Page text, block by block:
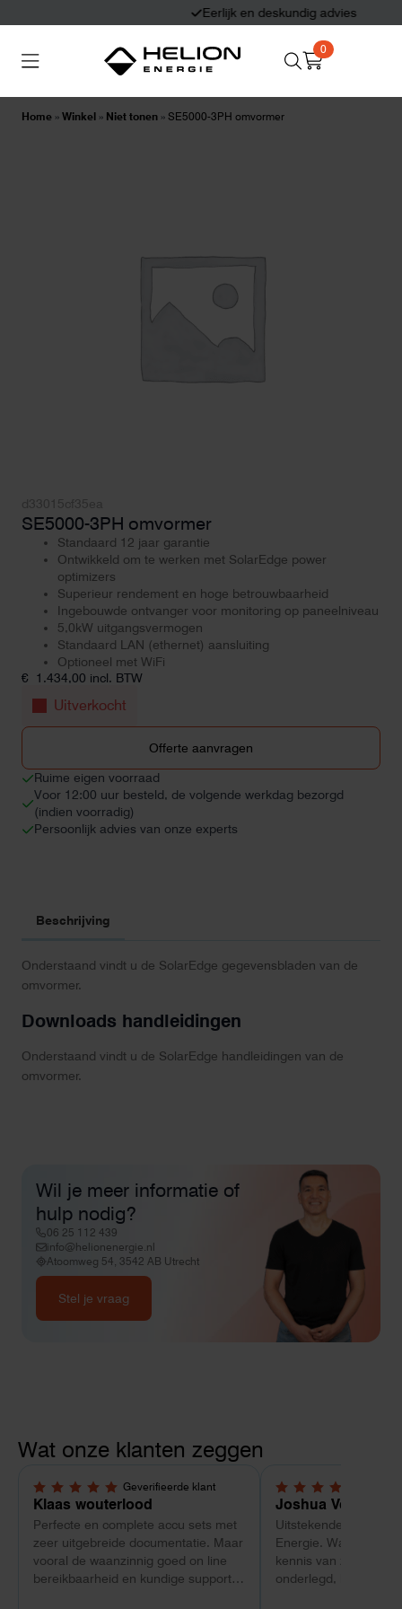
Eerlijk en deskundig advies
0
Home » Winkel » Niet tonen » SE5000-3PH omvormer
SE5000-3PH omvormer
Standaard 12 jaar garantie
Ontwikkeld om te werken met SolarEdge power
optimizers
Superieur rendement en hoge betrouwbaarheid
Ingebouwde ontvanger voor monitoring op paneelniveau
5,0kW uitgangsvermogen
Standaard LAN (ethernet) aansluiting
Optioneel met WiFi
€ 1.434,00 incl. BTW
Uitverkocht
Offerte aanvragen
Ruime eigen voorraad
Voor 12:00 uur besteld, de volgende werkdag bezorgd
(indien voorradig)
Persoonlijk advies van onze experts
Beschrijving
Onderstaand vindt u de SolarEdge gegevensbladen van de
omvormer.
Downloads handleidingen
Onderstaand vindt u de SolarEdge handleidingen van de
omvormer.
Wil je meer informatie of
hulp nodig?
06 25 112 439
info@helionenergie.nl
Atoomweg 54, 3542 AB Utrecht
Stel je vraag
Wat onze klanten zeggen
Geverifieerde klant
5,0 van 5 sterren
Klaas wouterlood
Perfecte en complete accu sets met
zeer uitgebreide documentatie. Maar
vooral de waanzinnig goed on line
bereikbaarheid en kundige support
5,0 van 5 sterren
Joshua Verdonk
Uitstekende ervaring
Energie. Wat vooral
kennis van zaken:
onderlegd, heldere
Thuisbatterijen Zonnepanelen